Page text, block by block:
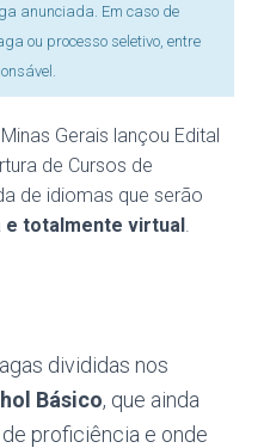
anunciada. Em caso de
ou processo seletivo, entre
Gerais lançou Edital
de Cursos de
de idiomas que serão
e totalmente virtual.
divididas nos
Básico, que ainda
proficiência e onde